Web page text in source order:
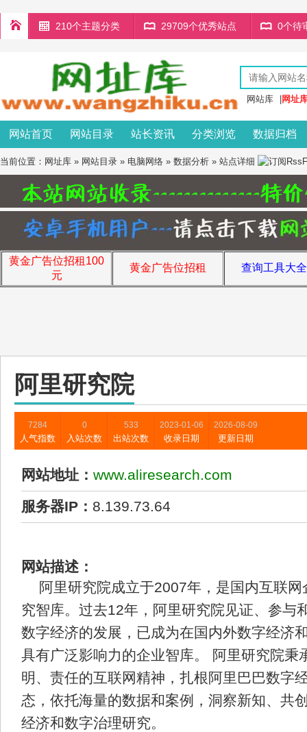
210个主题分类 29709个优秀站点 0个待
网站库 网址
网站首页 网站目录 站长资讯 分类浏览 数据归档
当前位置： 网址库 » 网站目录 » 电脑网络 » 数据分析 » 站点详细
黄金广告位招租100
元
黄金广告位招租 查询工具大
阿里研究院
7284
人气指数
0
入站次数
533
出站次数
2023-01-06
收录日期
2026-08-09
更新日期
网站地址： www.aliresearch.com
服务器IP： 8.139.73.64
网站描述：
阿里研究院成立于2007年，是国内互联
究智库。过去12年，阿里研究院见证、参与
数字经济的发展，已成为在国内外数字经济
具有广泛影响力的企业智库。 阿里研究院秉
明、责任的互联网精神，扎根阿里巴巴数字
态，依托海量的数据和案例，洞察新知、共
经济和数字治理研究。